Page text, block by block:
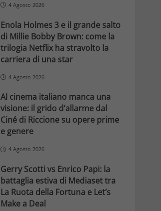
4 Agosto 2026
Enola Holmes 3 e il grande salto
di Millie Bobby Brown: come la
trilogia Netflix ha stravolto la
carriera di una star
4 Agosto 2026
Al cinema italiano manca una
visione: il grido d’allarme dal
Ciné di Riccione su opere prime
e genere
4 Agosto 2026
Gerry Scotti vs Enrico Papi: la
battaglia estiva di Mediaset tra
La Ruota della Fortuna e Let’s
Make a Deal